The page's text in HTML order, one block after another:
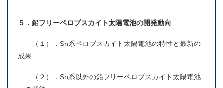
５．鉛フリーペロブスカイト太陽電池の開発動向
（１）．Sn系ペロブスカイト太陽電池の特性と最新の
成果
（２）．Sn系以外の鉛フリーペロブスカイト太陽電池